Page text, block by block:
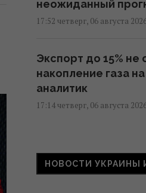
неожиданный
17:52 четверг, 06 августа
Экспорт до 15% не
накопление газа
аналитик
17:14 четверг, 06 августа
экспортирует
грозят ли нам
НОВОСТИ УКРАИНЫ